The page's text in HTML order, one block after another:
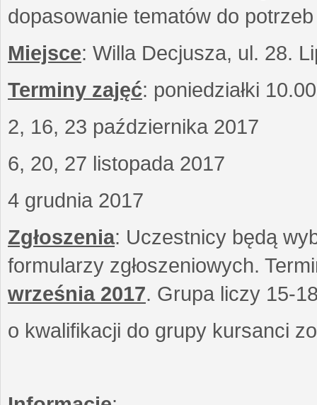
dopasowanie tematów do
Miejsce: Willa Decjusza, ul. 28.
Terminy zajęć: poniedziałki
2, 16, 23 października 2017
6, 20, 27 listopada 2017
4 grudnia 2017
Zgłoszenia: Uczestnicy będą
formularzy zgłoszeniowych.
września 2017. Grupa liczy 15-
o kwalifikacji do grupy kursanci